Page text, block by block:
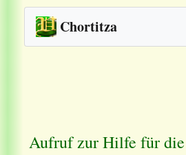
Chortitza
Aufruf zur Hilfe für die